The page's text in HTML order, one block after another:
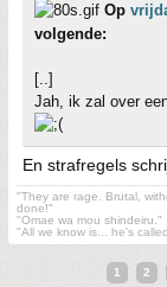
Op
volgende:
[..]
Jah, ik zal over
En strafregels
"They are rage. Brutal,
done!"
"Omae wa mou shindeiru."
"All we know is... he's
1 2